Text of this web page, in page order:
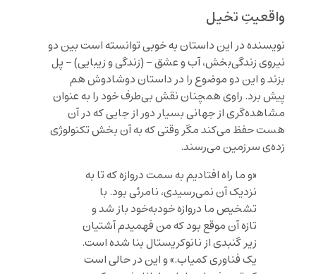
واقعیتِ تخیل
نویسنده در این داستان به خوبی توانسته است بین دو
نیروی زندگی‌بخش، آب و عشق – (زندگی و زیبایی) – پل
بزند و این دو موضوع را در داستان دوشادوش هم
پیش برد. راوی همچنان نقش بی‌طرف خود را به عنوان
مشاهده‌گری از جهانی بسیار دور از جایی که در آن
هست حفظ می‌کند مگر وقتی که به آن بخش تکنولوژی
زده‌ی سرزمین می‌رسند.
«و ما راه افتادیم به سمت دروازه که تا به
نزدیک آن نمی‌رسیدی، نامرئی بود. با
تشخیص ما دروازه خودبه‌خود باز شد و
تازه آن موقع بود که من فهمیدم آشتیان
زیر گنبدی از نانوکریستال بنا شده است.
یک فناوری کمیاب.» و این در حالی است